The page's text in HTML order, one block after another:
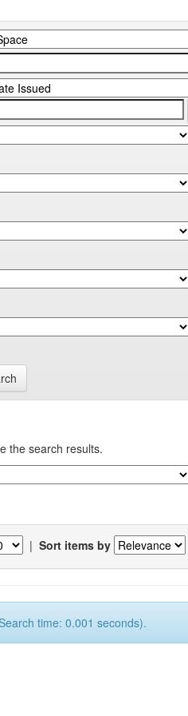
the search results.
| Sort items by
time: 0.001 seconds).